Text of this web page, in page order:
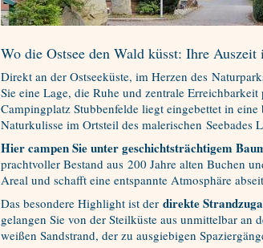
Wo die Ostsee den Wald küsst: Ihre Auszeit
Direkt an der Ostseeküste, im Herzen des
Sie eine Lage, die Ruhe und zentrale
Campingplatz Stubbenfelde liegt eingebettet in eine
Naturkulisse im Ortsteil des malerischen Seebades
Hier campen Sie unter geschichtsträchtigem
prachtvoller Bestand aus 200 Jahre alten Buchen
Areal und schafft eine entspannte Atmosphäre
Das besondere Highlight ist der direkte
gelangen Sie von der Steilküste aus unmittelbar an
weißen Sandstrand, der zu ausgiebigen